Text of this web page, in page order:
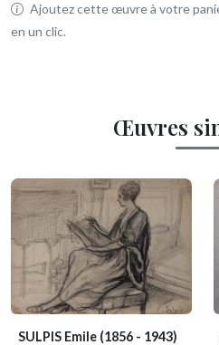
Ajoutez cette œuvre à votre
en un clic.
Œuvres
SULPIS Emile (1856 - 1943)